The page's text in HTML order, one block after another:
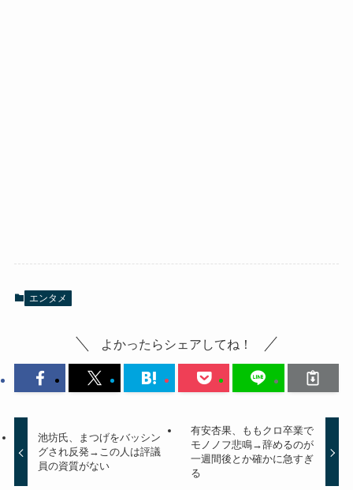
エンタメ
よかったらシェアしてね！
池坊氏、まつげをバッシン
グされ反発→この人は評議
員の資質がない
有安杏果、ももクロ卒業で
モノノフ悲鳴→辞めるのが
一週間後とか確かに急すぎ
る